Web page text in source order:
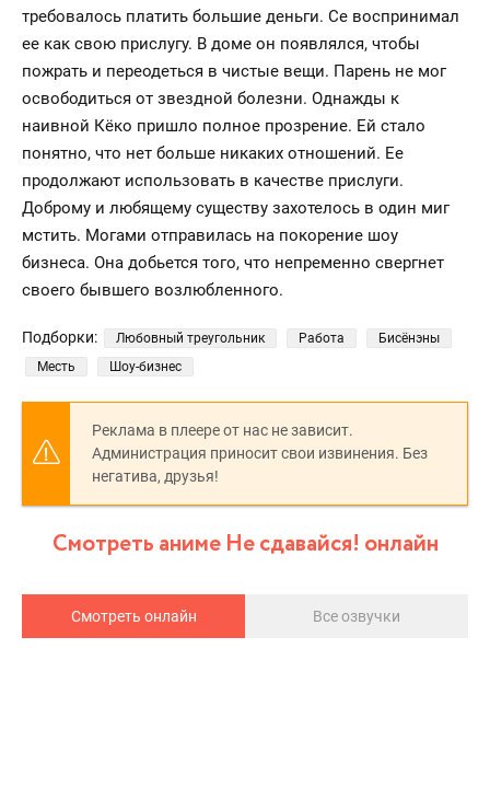
требовалось платить большие деньги. Се воспринимал
ее как свою прислугу. В доме он появлялся, чтобы
пожрать и переодеться в чистые вещи. Парень не мог
освободиться от звездной болезни. Однажды к
наивной Кёко пришло полное прозрение. Ей стало
понятно, что нет больше никаких отношений. Ее
продолжают использовать в качестве прислуги.
Доброму и любящему существу захотелось в один миг
мстить. Могами отправилась на покорение шоу
бизнеса. Она добьется того, что непременно свергнет
своего бывшего возлюбленного.
Подборки: Любовный треугольник Работа
Бисёнэны
Месть
Шоу-бизнес
Реклама в плеере от нас не зависит.
Администрация приносит свои извинения. Без
негатива, друзья!
Смотреть аниме Не сдавайся! онлайн
Смотреть онлайн Все озвучки